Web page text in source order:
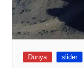
Dünya slider